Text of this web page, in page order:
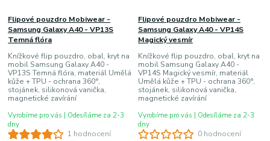
1 hodnocení
Flipové pouzdro Mobiwear -
Samsung Galaxy A40 - VP13S
Temná flóra
Knížkové flip pouzdro, obal, kryt na
mobil Samsung Galaxy A40 -
VP13S Temná flóra, materiál Umělá
kůže + TPU - ochrana 360°,
stojánek, silikonová vanička,
magnetické zavírání
Vyrobíme pro vás | Odesíláme za 2-3
dny
0 hodnocení
Flipové pouzdro Mobiwear -
Samsung Galaxy A40 - VP14S
Magický vesmír
Knížkové flip pouzdro, obal, kryt na
mobil Samsung Galaxy A40 -
VP14S Magický vesmír, materiál
Umělá kůže + TPU - ochrana 360°,
stojánek, silikonová vanička,
magnetické zavírání
Vyrobíme pro vás | Odesíláme za 2-3
dny